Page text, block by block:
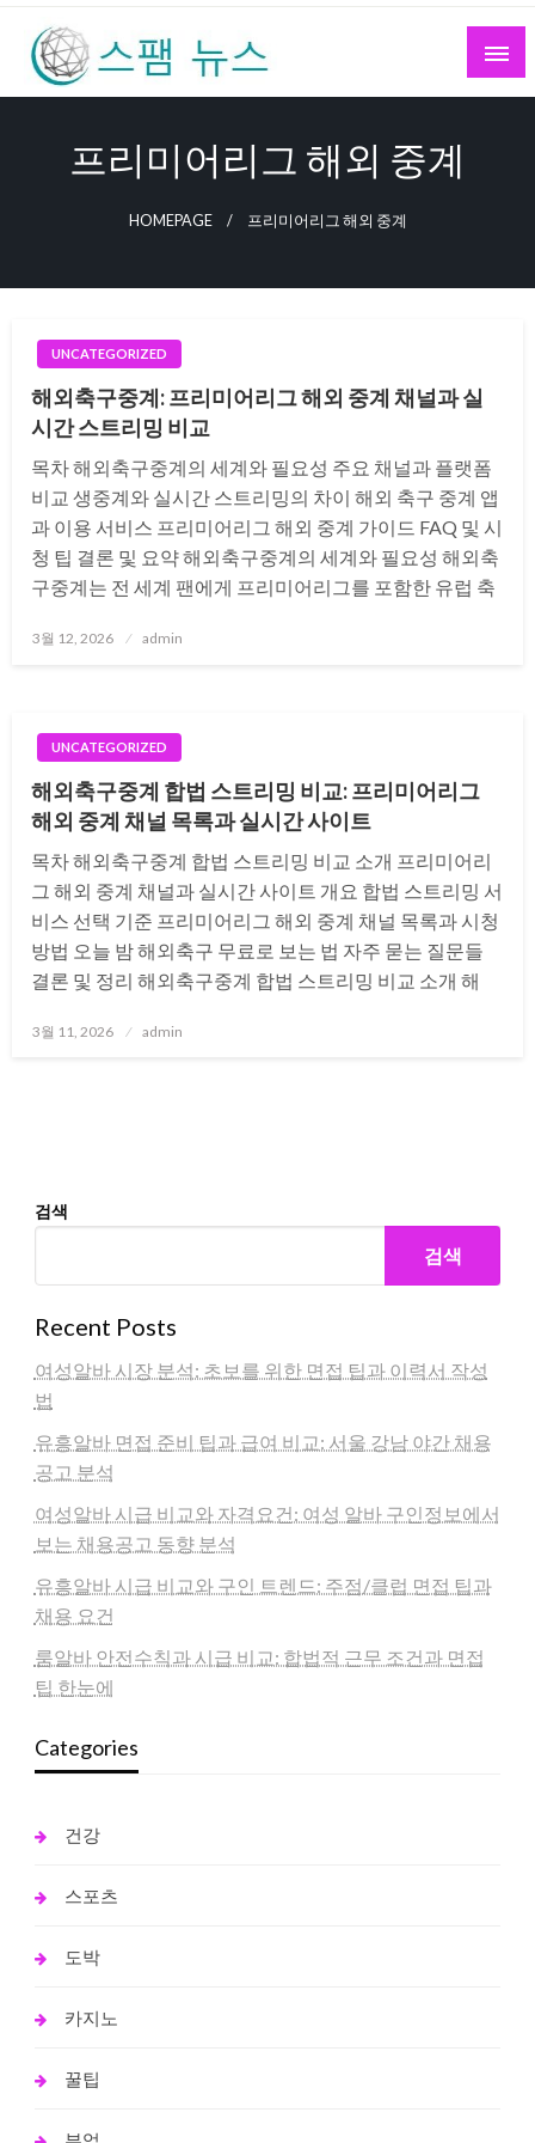
Skip
content
프리미어리그 해외 중계
HOMEPAGE 프리미어리그 해외 중계
UNCATEGORIZED
해외축구중계: 프리미어리그 해외 중계 채널과 실
시간 스트리밍 비교
목차 해외축구중계의 세계와 필요성 주요 채널과 플랫폼
비교 생중계와 실시간 스트리밍의 차이 해외 축구 중계 앱
과 이용 서비스 프리미어리그 해외 중계 가이드 FAQ 및 시
청 팁 결론 및 요약 해외축구중계의 세계와 필요성 해외축
구중계는 전 세계 팬에게 프리미어리그를 포함한 유럽 축
Posted
3월 12, 2026 admin
UNCATEGORIZED
해외축구중계 합법 스트리밍 비교: 프리미어리그
해외 중계 채널 목록과 실시간 사이트
목차 해외축구중계 합법 스트리밍 비교 소개 프리미어리
그 해외 중계 채널과 실시간 사이트 개요 합법 스트리밍 서
비스 선택 기준 프리미어리그 해외 중계 채널 목록과 시청
방법 오늘 밤 해외축구 무료로 보는 법 자주 묻는 질문들
결론 및 정리 해외축구중계 합법 스트리밍 비교 소개 해
Posted
3월 11, 2026 admin
검색
검색
Recent Posts
여성알바 시장 분석: 초보를 위한 면접 팁과 이력서 작성
법
유흥알바 면접 준비 팁과 급여 비교: 서울 강남 야간 채용
공고 분석
여성알바 시급 비교와 자격요건: 여성 알바 구인정보에서
보는 채용공고 동향 분석
유흥알바 시급 비교와 구인 트렌드: 주점/클럽 면접 팁과
채용 요건
룸알바 안전수칙과 시급 비교: 합법적 근무 조건과 면접
팁 한눈에
Categories
건강
스포츠
도박
카지노
꿀팁